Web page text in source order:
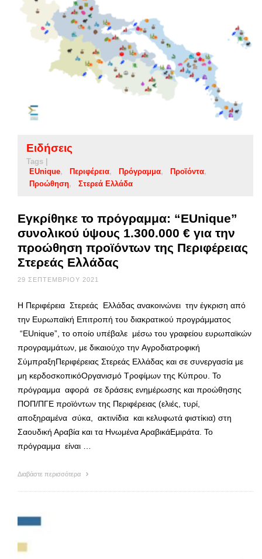
Ειδήσεις
Tags |
EUnique
Περιφέρεια Πρόγραμμα
Προϊόντα
Προώθηση
Στερεά Ελλάδα
Εγκρίθηκε το πρόγραμμα: “EUnique”
συνολικού ύψους 1.300.000 € για την
προώθηση προϊόντων της Περιφέρειας
Στερεάς Ελλάδας
29 ΣΕΠΤΕΜΒΡΊΟΥ 2021
Η Περιφέρεια Στερεάς Ελλάδας ανακοινώνει την έγκριση από
την Ευρωπαϊκή Επιτροπή του διακρατικού προγράμματος
“EUnique”, το οποίο υπέβαλε μέσω του γραφείου ευρωπαϊκών
προγραμμάτων, με δικαιούχο την Αγροδιατροφική
ΣύμπραξηΠεριφέρειας Στερεάς Ελλάδας και σε συνεργασία με
μη κερδοσκοπικόΟργανισμό Τροφίμων της Κύπρου. Το
πρόγραμμα αφορά σε δράσεις ενημέρωσης και προώθησης
ΠΟΠ/ΠΓΕ προϊόντων της Περιφέρειας (ελιές, τυρί,
αποξηραμένα σύκα, ακτινίδια και κελυφωτά φιστίκια) στη
Σαουδική Αραβία και τα Ηνωμένα ΑραβικάΕμιράτα. Το
πρόγραμμα είναι …
Διαβάστε περισσότερα